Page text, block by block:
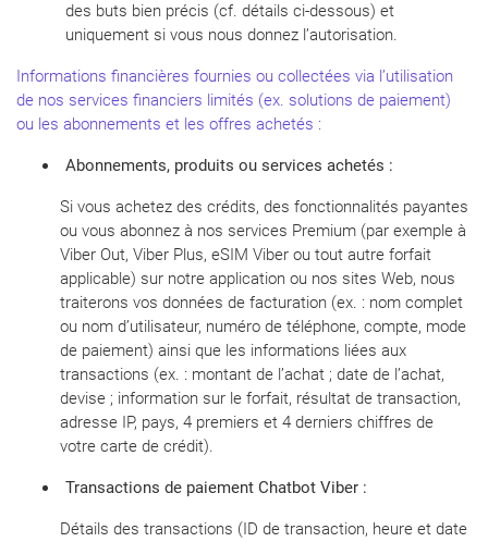
des buts bien précis (cf. détails ci-dessous) et
uniquement si vous nous donnez l’autorisation.
Informations financières fournies ou collectées via l’utilisation
de nos services financiers limités (ex. solutions de paiement)
ou les abonnements et les offres achetés :
Abonnements, produits ou services achetés :
Si vous achetez des crédits, des fonctionnalités payantes
ou vous abonnez à nos services Premium (par exemple à
Viber Out, Viber Plus, eSIM Viber ou tout autre forfait
applicable) sur notre application ou nos sites Web, nous
traiterons vos données de facturation (ex. : nom complet
ou nom d’utilisateur, numéro de téléphone, compte, mode
de paiement) ainsi que les informations liées aux
transactions (ex. : montant de l’achat ; date de l’achat,
devise ; information sur le forfait, résultat de transaction,
adresse IP, pays, 4 premiers et 4 derniers chiffres de
votre carte de crédit).
Transactions de paiement Chatbot Viber :
Détails des transactions (ID de transaction, heure et date